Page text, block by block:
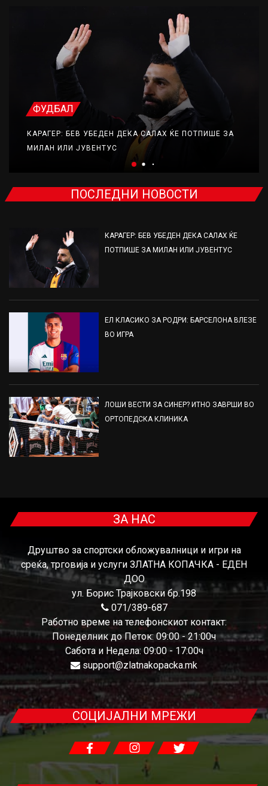
ФУДБАЛ
КАРАГЕР: БЕВ УБЕДЕН ДЕКА САЛАХ ЌЕ ПОТПИШЕ ЗА
МИЛАН ИЛИ ЈУВЕНТУС
ПОСЛЕДНИ НОВОСТИ
КАРАГЕР: БЕВ УБЕДЕН ДЕКА САЛАХ ЌЕ
ПОТПИШЕ ЗА МИЛАН ИЛИ ЈУВЕНТУС
ЕЛ КЛАСИКО ЗА РОДРИ: БАРСЕЛОНА ВЛЕЗЕ
ВО ИГРА
ЛОШИ ВЕСТИ ЗА СИНЕР? ИТНО ЗАВРШИ ВО
ОРТОПЕДСКА КЛИНИКА
ЗА НАС
Друштво за спортски обложувалници и игри на
среќа, трговија и услуги ЗЛАТНА КОПАЧКА - ЕДЕН
ДОО
ул. Борис Трајковски бр.198
071/389-687
Работно време на телефонскиот контакт:
Понеделник до Петок: 09:00 - 21:00ч
Сабота и Недела: 09:00 - 17:00ч
support@zlatnakopacka.mk
СОЦИЈАЛНИ МРЕЖИ